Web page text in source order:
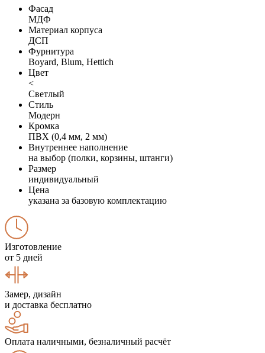
Фасад
МДФ
Материал корпуса
ДСП
Фурнитура
Boyard, Blum, Hettich
Цвет
<
Светлый
Стиль
Модерн
Кромка
ПВХ (0,4 мм, 2 мм)
Внутреннее наполнение
на выбор (полки, корзины, штанги)
Размер
индивидуальный
Цена
указана за базовую комплектацию
Изготовление
от 5 дней
Замер, дизайн
и доставка бесплатно
Оплата наличными, безналичный расчёт